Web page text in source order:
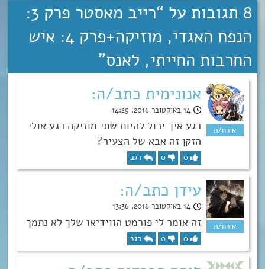
8 תגובות על “
רייב מאסטר פרק 3:
הנפח האגדי, מוזיקה+פרק 4: איש
החרבות החייתי, לאנס”
אנונימית כתב/ה:
14 באוקטובר 2016, 14:29
רגע איך יכול להיות שתי מוזיקה רגע אולי
הזקן זה אבא של הצעיר?
0
0 הגב
עידן כתב/ה:
14 באוקטובר 2016, 13:36
זה אומר לי פורמט הווידיאו שלך לא נתמך
0
0 הגב